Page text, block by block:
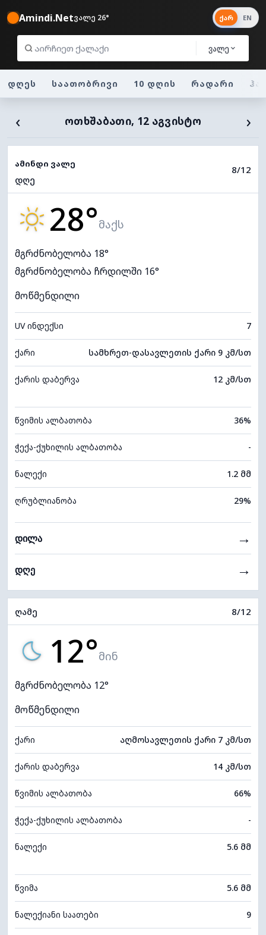
Amindi.Netვალე 26°
ვალე
ქარ EN
დღეს საათობრივი 10 დღის რადარი
‹ ᲝᲗᲮᲨᲐᲑᲐᲗᲘ, 12 ᲐᲒᲕᲘᲡᲢᲝ ›
ამინდი ვალე
დღე
8/12
28°მაქს
მგრძნობელობა 18°
მგრძნობელობა ჩრდილში 16°
მოწმენდილი
UV ინდექსი 7
ქარი სამხრეთ-დასავლეთის ქარი 9 კმ/სთ
ქარის დაბერვა 12 კმ/სთ
წვიმის ალბათობა 36%
ჭექა-ქუხილის ალბათობა -
ნალექი 1.2 მმ
ღრუბლიანობა 29%
დილა →
დღე →
ღამე 8/12
12°მინ
მგრძნობელობა 12°
მოწმენდილი
ქარი აღმოსავლეთის ქარი 7 კმ/სთ
ქარის დაბერვა 14 კმ/სთ
წვიმის ალბათობა 66%
ჭექა-ქუხილის ალბათობა -
ნალექი 5.6 მმ
წვიმა 5.6 მმ
ნალექიანი საათები 9